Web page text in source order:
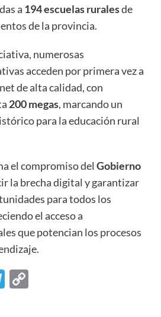
a 194 escuelas ruralesde
de la provincia.
numerosas
acceden por primera vez a
de alta calidad, con
200 megas, marcando un
para la educación rural
el compromiso del Gobierno
la brecha digital y garantizar
para todos los
el acceso a
que potencian los procesos
Telegram
Copy